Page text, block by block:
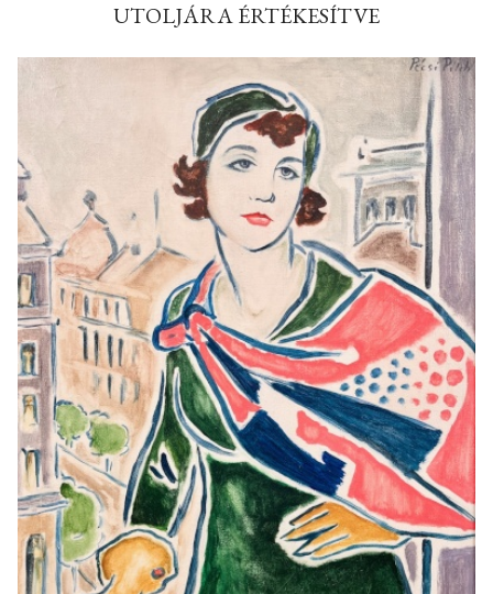
UTOLJÁRA ÉRTÉKESÍTVE